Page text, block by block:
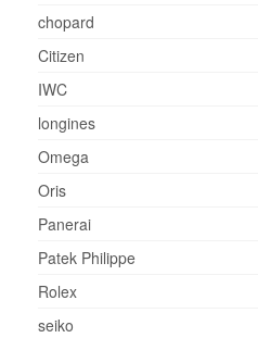
chopard
Citizen
IWC
longines
Omega
Oris
Panerai
Patek Philippe
Rolex
seiko